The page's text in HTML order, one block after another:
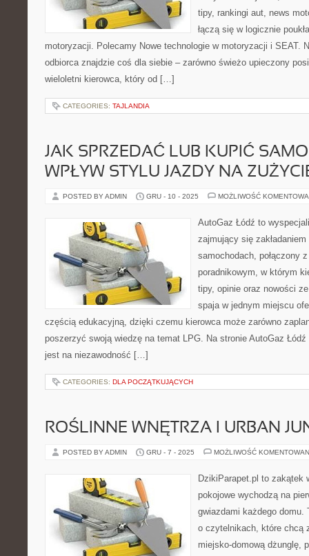
tipy, rankingi aut, news
łączą się w logicznie
motoryzacji. Polecamy Nowe technologie w motoryzacji i SEAT.
odbiorca znajdzie coś dla siebie – zarówno świeżo upieczony
wieloletni kierowca, który od […]
CATEGORIES: TAJLANDIA
JAK SPRZEDAĆ LUB KUPIĆ
WPŁYW STYLU JAZDY NA
POSTED BY ADMIN GRU - 10 - 2025 MOŻLIWOŚĆ
AutoGaz Łódź to
zajmujący się
samochodach, połączony
poradnikowym, w którym
tipy, opinie oraz nowości
spaja w jednym miejscu
częścią edukacyjną, dzięki czemu kierowca może zarówno
poszerzyć swoją wiedzę na temat LPG. Na stronie AutoGaz
jest na niezawodność […]
CATEGORIES: DLA POCZĄTKUJĄCYCH
ROŚLINNE WNĘTRZA I URBAN
POSTED BY ADMIN GRU - 7 - 2025 MOŻLIWOŚĆ
DzikiParapet.pl to zakątek
pokojowe wychodzą na
gwiazdami każdego
o czytelnikach, które chcą
miejsko-domową dżunglę,